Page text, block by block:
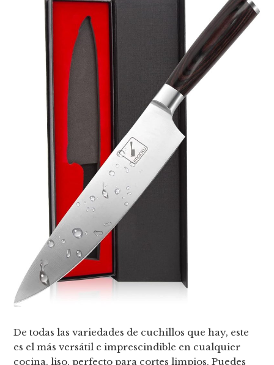
De todas las variedades de cuchillos que hay, este
es el más versátil e imprescindible en cualquier
cocina, liso, perfecto para cortes limpios. Puedes